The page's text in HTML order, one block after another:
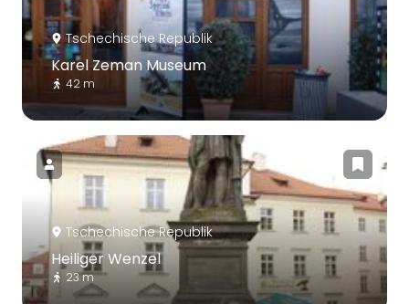
Tschechische Republik
Karel Zeman Museum
42 m
Tschechische Republik
Heiliger Wenzel
23 m